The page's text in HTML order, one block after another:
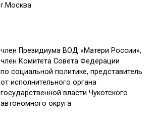
г.Москва
член Президиума ВОД «Матери России»,
член Комитета Совета Федерации
по социальной политике, представитель
от исполнительного органа
государственной власти Чукотского
автономного округа